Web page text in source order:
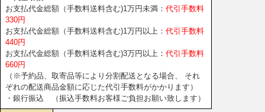
お支払代金総額（手数料送料含む)1万円未満： 代引手数料
330円
お支払代金総額（手数料送料含む)1万円以上： 代引手数料
440円
お支払代金総額（手数料送料含む)3万円以上： 代引手数料
660円
（※予約品、取寄品等により分割配送となる場合、 それ
ぞれの配送商品金額に応じた代引手数料がかかります）
・銀行振込 （振込手数料お客様ご負担お願い致します）